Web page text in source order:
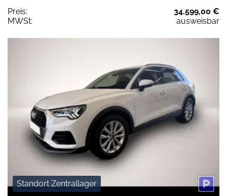
Preis:
34.599,00 €
MWSt:
ausweisbar
Standort Zentrallager